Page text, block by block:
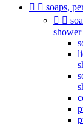
  soaps,
 